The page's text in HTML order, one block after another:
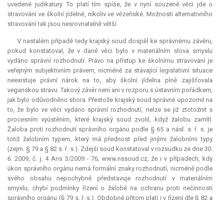
uvedené judikatury. To platí tím spíše, že v nyní souzené věci jde o
stravování ve školní jídelně, nikoliv ve vězeňské. Možnosti alternativního
stravování tak jsou nesrovnatelně větší.
V nastalém případě tedy krajský soud dospěl ke správnému závěru,
pokud konstatoval, že v dané věci bylo v materiálním slova smyslu
vydáno správní rozhodnutí. Právo na přístup ke školnímu stravování je
veřejným subjektivním právem, nicméně za stávající legislativní situace
neexistuje právní nárok na to, aby školní jídelna plně zajišťovala
veganskou stravu. Takový závěr není ani v rozporu s ústavním pořádkem,
jak bylo odůvodněno shora. Přestože krajský soud správně upozornil na
to, že bylo ve věci vydáno správní rozhodnutí, nelze se již ztotožnit s
procesním vyústěním, které krajský soud zvolil, když žalobu zamítl.
Žaloba proti rozhodnutí správního orgánu podle § 65 a násl. s. ř. s. je
totiž žalobním typem, který má přednost před jinými žalobními typy
(zejm. § 79 a § 82 s. ř. s.). Zdejší soud konstatoval v rozsudku ze dne 30.
6. 2009, č. j. 4 Ans 3/2009 - 76, www.nssoud.cz, že i v případech, kdy
úkon správního orgánu nemá formální znaky rozhodnutí, nicméně podle
svého obsahu nepochybně představuje rozhodnutí v materiálním
smyslu, chybí podmínky řízení o žalobě na ochranu proti nečinnosti
správního orgánu (§ 79 s. ř. s.). Obdobné přitom platí i v řízení dle § 82 a